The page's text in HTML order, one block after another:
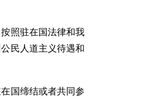
照驻在国法律和我
民人道主义待遇和
国缔结或者共同参